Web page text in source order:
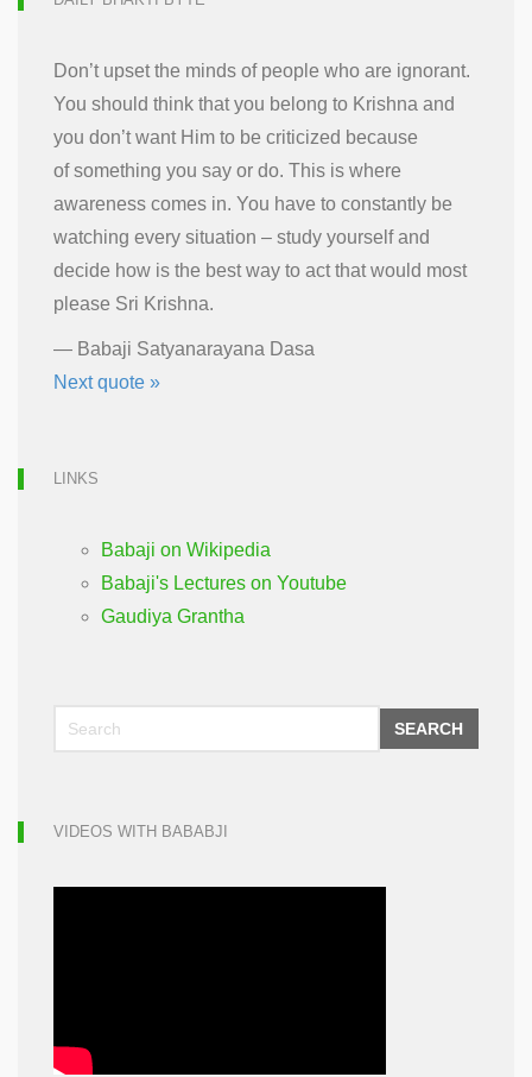
Don’t upset the minds of people who are ignorant.
You should think that you belong to Krishna and
you don’t want Him to be criticized because
of something you say or do. This is where
awareness comes in. You have to constantly be
watching every situation – study yourself and
decide how is the best way to act that would most
please Sri Krishna.
— Babaji Satyanarayana Dasa
Next quote »
LINKS
Babaji on Wikipedia
Babaji's Lectures on Youtube
Gaudiya Grantha
SEARCH
VIDEOS WITH BABABJI